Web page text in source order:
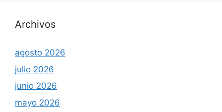
Archivos
agosto 2026
julio 2026
junio 2026
mayo 2026